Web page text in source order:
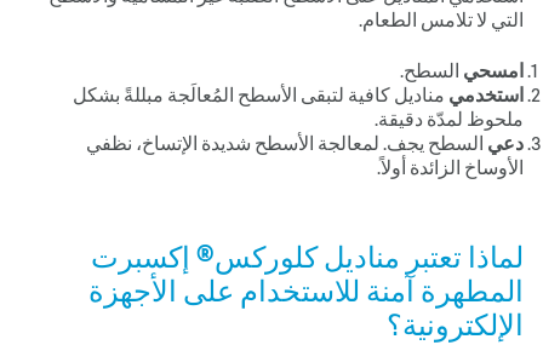
التي لا تلامس الطعام.
امسحي السطح.
استخدمي مناديل كافية لتبقى الأسطح المُعالَجة مبللةً بشكل
ملحوظ لمدّة دقيقة.
دعي السطح يجف. لمعالجة الأسطح شديدة الإتساخ، نظفي
الأوساخ الزائدة أولاً.
لماذا تعتبر مناديل كلوركس® إكسبرت
المطهرة آمنة للاستخدام على الأجهزة
الإلكترونية؟